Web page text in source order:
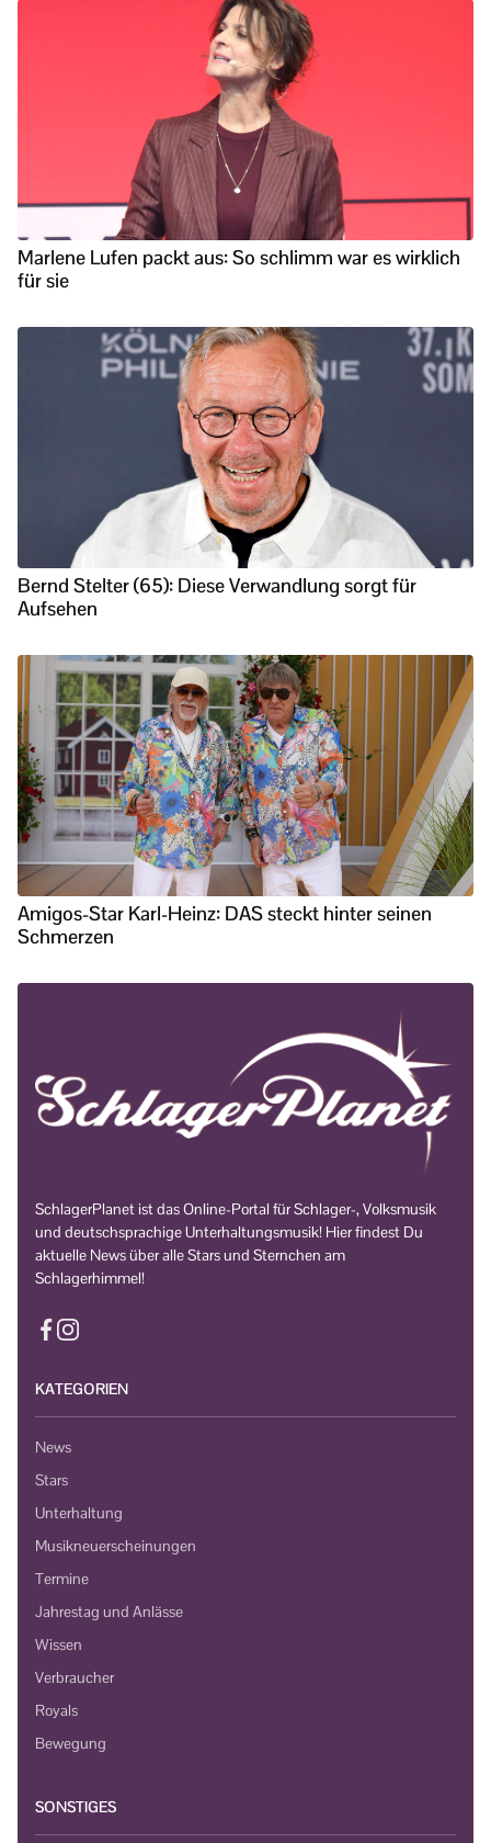
Marlene Lufen packt aus: So schlimm war es wirklich
für sie
Bernd Stelter (65): Diese Verwandlung sorgt für
Aufsehen
Amigos-Star Karl-Heinz: DAS steckt hinter seinen
Schmerzen
SchlagerPlanet ist das Online-Portal für Schlager-, Volksmusik
und deutschsprachige Unterhaltungsmusik! Hier findest Du
aktuelle News über alle Stars und Sternchen am
Schlagerhimmel!
KATEGORIEN
News
Stars
Unterhaltung
Musikneuerscheinungen
Termine
Jahrestag und Anlässe
Wissen
Verbraucher
Royals
Bewegung
SONSTIGES